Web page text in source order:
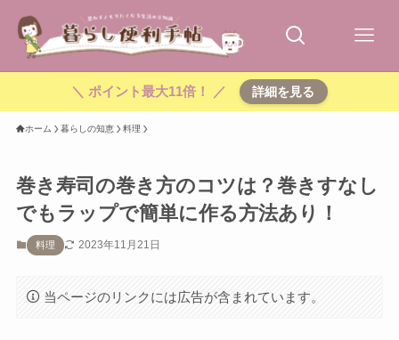
＼ ポイント最大11倍！ ／ 詳細を見る
ホーム 暮らしの知恵 料理
巻き寿司の巻き方のコツは？巻きすなし
でもラップで簡単に作る方法あり！
料理 2023年11月21日
当ページのリンクには広告が含まれています。